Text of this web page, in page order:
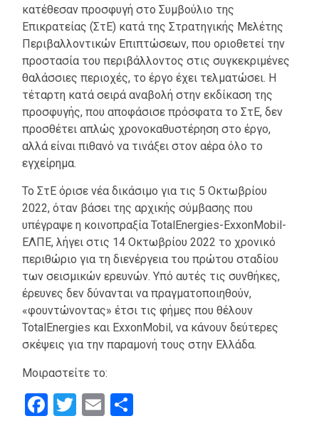
κατέθεσαν προσφυγή στο Συμβούλιο της
Επικρατείας (ΣτΕ) κατά της Στρατηγικής Μελέτης
Περιβαλλοντικών Επιπτώσεων, που οριοθετεί την
προστασία του περιβάλλοντος στις συγκεκριμένες
θαλάσσιες περιοχές, το έργο έχει τελματώσει. Η
τέταρτη κατά σειρά αναβολή στην εκδίκαση της
προσφυγής, που αποφάσισε πρόσφατα το ΣτΕ, δεν
προσθέτει απλώς χρονοκαθυστέρηση στο έργο,
αλλά είναι πιθανό να τινάξει στον αέρα όλο το
εγχείρημα.
Το ΣτΕ όρισε νέα δικάσιμο για τις 5 Οκτωβρίου
2022, όταν βάσει της αρχικής σύμβασης που
υπέγραψε η κοινοπραξία TotalEnergies-ExxonMobil-
EΛΠE, λήγει στις 14 Οκτωβρίου 2022 το χρονικό
περιθώριο για τη διενέργεια του πρώτου σταδίου
των σεισμικών ερευνών. Υπό αυτές τις συνθήκες,
έρευνες δεν δύνανται να πραγματοποιηθούν,
«φουντώνοντας» έτσι τις φήμες που θέλουν
TotalEnergies και ΕxxonMobil, να κάνουν δεύτερες
σκέψεις για την παραμονή τους στην Ελλάδα.
Μοιραστείτε το:
Facebook
Twitter
Email